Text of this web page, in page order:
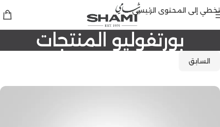
تخطي إلى المحتوى الرئيسي
بورتفوليو المنتجات
السابق